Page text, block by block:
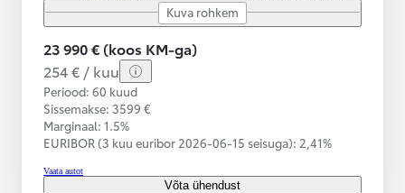
Kuva rohkem
23 990 € (koos KM-ga)
254 € / kuu
Periood: 60 kuud
Sissemakse: 3599 €
Marginaal: 1.5%
EURIBOR (3 kuu euribor 2026-06-15 seisuga): 2,41%
Vaata autot
Võta ühendust